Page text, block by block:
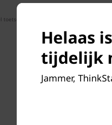
draadloze muis en
Helaas
tijdelijk
Jammer,